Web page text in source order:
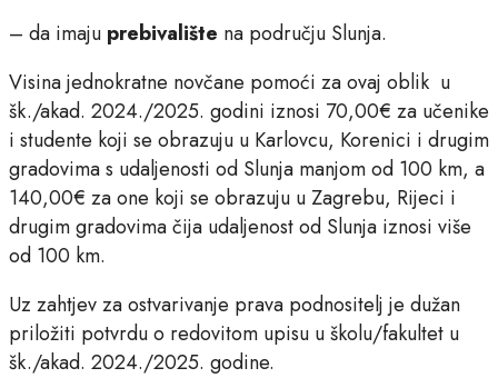
– da imaju prebivalište na području Slunja.
Visina jednokratne novčane pomoći za ovaj oblik u
šk./akad. 2024./2025. godini iznosi 70,00€ za učenike
i studente koji se obrazuju u Karlovcu, Korenici i drugim
gradovima s udaljenosti od Slunja manjom od 100 km, a
140,00€ za one koji se obrazuju u Zagrebu, Rijeci i
drugim gradovima čija udaljenost od Slunja iznosi više
od 100 km.
Uz zahtjev za ostvarivanje prava podnositelj je dužan
priložiti potvrdu o redovitom upisu u školu/fakultet u
šk./akad. 2024./2025. godine.